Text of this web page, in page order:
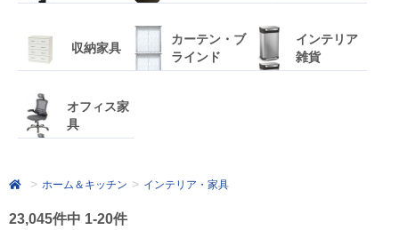
収納家具
カーテン・ブ
ラインド
インテリア
雑貨
オフィス家
具
ホーム＆キッチン インテリア・家具
23,045件中 1-20件